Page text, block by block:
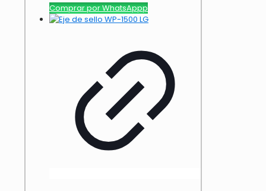
Comprar por WhatsAppp